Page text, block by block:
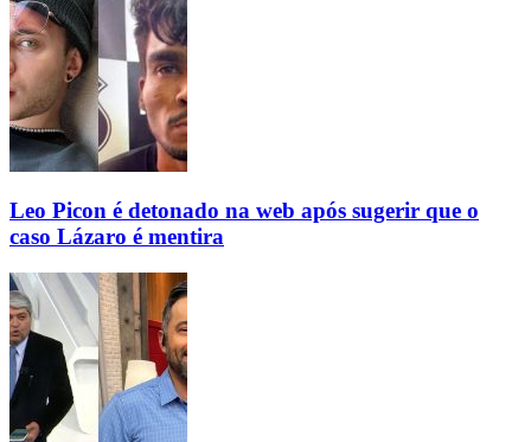
Leo Picon é detonado na web após sugerir que o
caso Lázaro é mentira